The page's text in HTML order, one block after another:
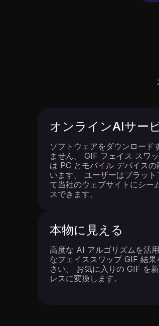
オンラインAIサー
ソフトウェアをダウンロード
ません。 GIF フェイス スワ
は PC とモバイル デバイスの
います。 ユーザーはプラット
て当社のウェブサイトにシー
スできます。
本物に見える
高度な AI アルゴリズムを活
なフェイススワップ GIF 結
さい。 お気に入りの GIF を
レスに変換します。